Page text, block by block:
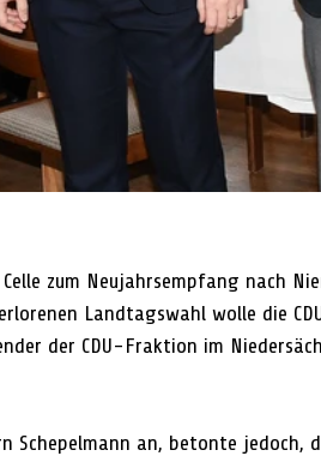
Celle zum Neujahrsempfang nach
Landtagswahl wolle die
der CDU-Fraktion im
Schepelmann an, betonte jedoch,